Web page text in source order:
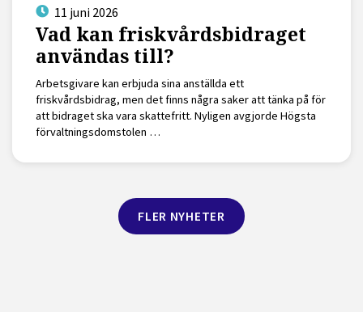
11 juni 2026
Vad kan friskvårdsbidraget
användas till?
Arbetsgivare kan erbjuda sina anställda ett
friskvårdsbidrag, men det finns några saker att tänka på för
att bidraget ska vara skattefritt. Nyligen avgjorde Högsta
förvaltningsdomstolen …
FLER NYHETER